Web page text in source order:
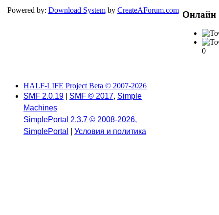
Powered by: Download Systemby CreateAForum.com Онлайн
0
HALF-LIFE Project Beta © 2007-2026
SMF 2.0.19
SMF © 2017, Simple
Machines
SimplePortal 2.3.7 © 2008-2026,
SimplePortal
Условия и политика